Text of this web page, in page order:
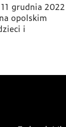
grudnia 2022
opolskim
i